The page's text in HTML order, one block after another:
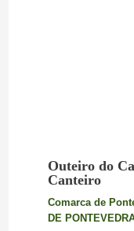
Outeiro do
Canteiro
Comarca de
DE